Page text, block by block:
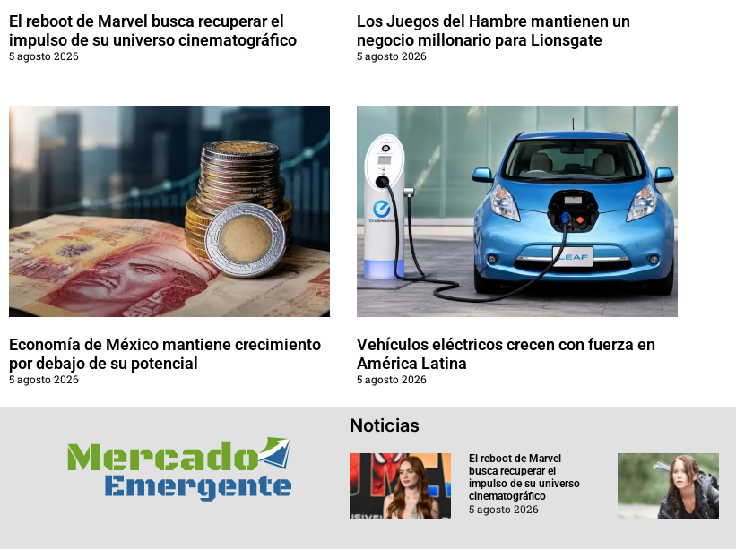
El reboot de Marvel busca recuperar el
impulso de su universo cinematográfico
5 agosto 2026
Los Juegos del Hambre mantienen un
negocio millonario para Lionsgate
5 agosto 2026
Economía de México mantiene crecimiento
por debajo de su potencial
5 agosto 2026
Vehículos eléctricos crecen con fuerza en
América Latina
5 agosto 2026
Noticias
El reboot de Marvel
busca recuperar el
impulso de su universo
cinematográfico
5 agosto 2026